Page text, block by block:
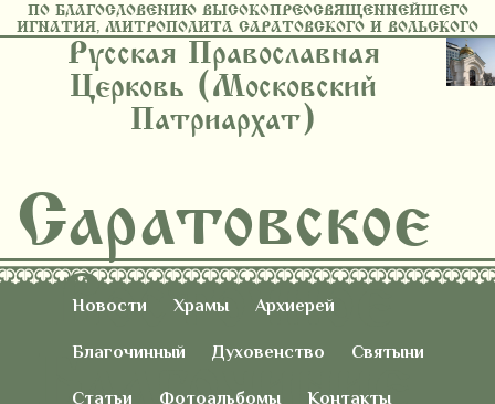
ПО БЛАГОСЛОВЕНИЮ ВЫСОКОПРЕОСВЯЩЕННЕЙШЕГО
ИГНАТИЯ, МИТРОПОЛИТА САРАТОВСКОГО И ВОЛЬСКОГО
Русская Православная
Церковь (Московский
Патриархат)
Саратовское
Восточное
Благочиние
Новости Храмы
Архиерей
Благочинный
Духовенство
Святыни